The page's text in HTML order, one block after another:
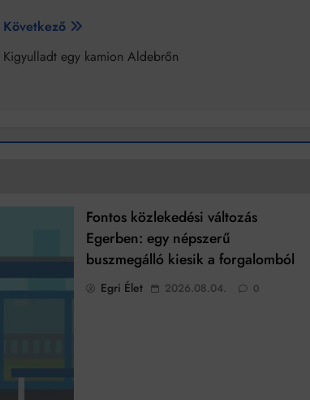
Következő
Kigyulladt egy kamion Aldebrőn
Fontos közlekedési változás
Egerben: egy népszerű
buszmegálló kiesik a forgalomból
Egri Élet 2026.08.04. 0